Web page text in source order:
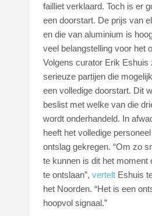
failliet verklaard. Toch is er
een doorstart. De prijs van
en die van aluminium is
veel belangstelling voor het
Volgens curator Erik Eshuis
serieuze partijen die
een volledige doorstart. Dit
beslist met welke van die
wordt onderhandeld. In
heeft het volledige
ontslag gekregen. “Om zo
te kunnen is dit het moment
te ontslaan”,vertelt Eshuis
het Noorden. “Het is een
hoopvol signaal.”